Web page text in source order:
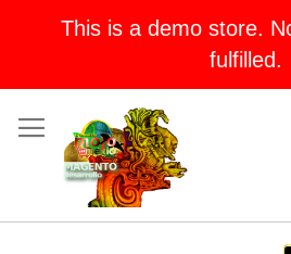
This is a demo store.
fulfilled.
to
Content